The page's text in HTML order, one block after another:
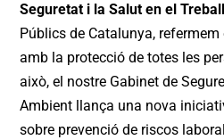
Seguretat i la Salut en el Treball
Públics de Catalunya,
amb la protecció de totes les
això, el nostre Gabinet de
Ambient llança una nova
sobre prevenció de riscos